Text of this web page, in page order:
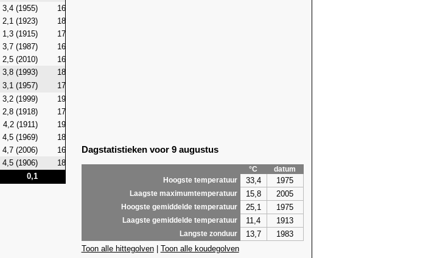
3,4 (1955) 16,6 (1917)
2,1 (1923) 18,2
1,3 (1915) 17,4 (2000)
3,7 (1987) 16,3 (1998)
2,5 (2010) 16,1 (1983)
3,8 (1993) 18,9 (2016)
3,1 (1957) 17,5 (1935)
3,2 (1999) 19,1 (2019)
2,8 (1918) 17,1 (1953)
4,2 (1911) 19,4
4,5 (1969) 18,6 (1947)
4,7 (2006) 16,9 (1987) 9,9 (1923)
23,4 (1957)
4,5 (1906) 18,0 (1957) 8,3 (1919)
25,2 (1957)
0,1
Dagstatistieken voor 9 augustus
°C
datum
Hoogste temperatuur
33,4 1975
Laagste maximumtemperatuur 15,8 2005
Hoogste gemiddelde temperatuur 25,1 1975
Laagste gemiddelde temperatuur 11,4 1913
Langste zonduur 13,7
1983
Toon alle hittegolven| Toon alle koudegolven